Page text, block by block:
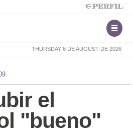
THURSDAY 6 DE AUGUST DE 2026
el
"bueno"